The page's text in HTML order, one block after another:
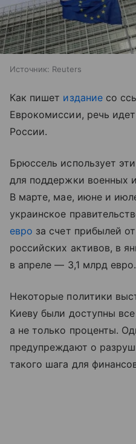
Источник: Reuters
Как пишет изданиесо
Еврокомиссии, речь
России.
Брюссель использует
для поддержки военных
В марте, мае, июне и
украинское
евро за счет прибылей
российских активов, в
в апреле — 3,1 млрд евро.
Некоторые политики
Киеву были доступны
а не только проценты.
предупреждают о
такого шага для